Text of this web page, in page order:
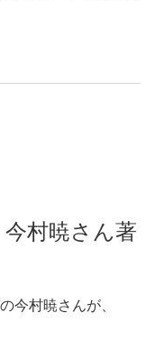
今村暁さん著
今村暁さんが、